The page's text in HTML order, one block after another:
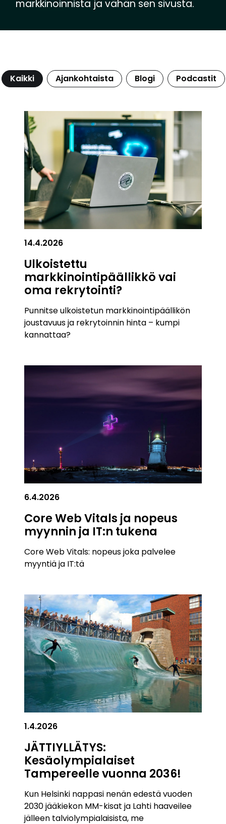
markkinoinnista ja vähän sen sivusta.
Kaikki Ajankohtaista Blogi Podcastit
14.4.2026
Ulkoistettu
markkinointipäällikkö vai
oma rekrytointi?
Punnitse ulkoistetun markkinointipäällikön
joustavuus ja rekrytoinnin hinta – kumpi
kannattaa?
6.4.2026
Core Web Vitals ja nopeus
myynnin ja IT:n tukena
Core Web Vitals: nopeus joka palvelee
myyntiä ja IT:tä
1.4.2026
JÄTTIYLLÄTYS:
Kesäolympialaiset
Tampereelle vuonna 2036!
Kun Helsinki nappasi nenän edestä vuoden
2030 jääkiekon MM-kisat ja Lahti haaveilee
jälleen talviolympialaisista, me